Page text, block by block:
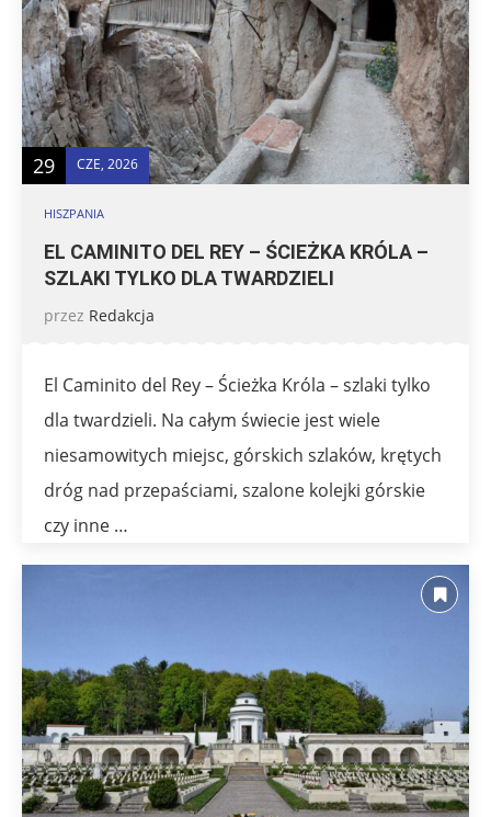
29 CZE, 2026
HISZPANIA
EL CAMINITO DEL REY – ŚCIEŻKA KRÓLA –
SZLAKI TYLKO DLA TWARDZIELI
przez Redakcja
El Caminito del Rey – Ścieżka Króla – szlaki tylko
dla twardzieli. Na całym świecie jest wiele
niesamowitych miejsc, górskich szlaków, krętych
dróg nad przepaściami, szalone kolejki górskie
czy inne …